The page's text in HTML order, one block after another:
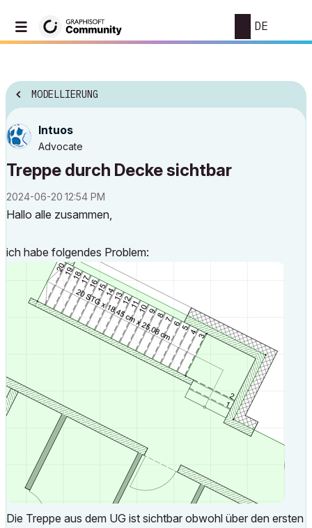
DE
MODELLIERUNG
Intuos
Advocate
Treppe durch Decke sichtbar
‎2024-06-20 12:54 PM
Hallo alle zusammen,
ich habe folgendes Problem:
Die Treppe aus dem UG ist sichtbar obwohl über den ersten